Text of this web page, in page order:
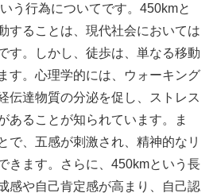
う行為についてです。450kmと
することは、現代社会においては
す。しかし、徒歩は、単なる移動
す。心理学的には、ウォーキング
伝達物質の分泌を促し、ストレス
あることが知られています。ま
で、五感が刺激され、精神的なリ
きます。さらに、450kmという長
感や自己肯定感が高まり、自己認